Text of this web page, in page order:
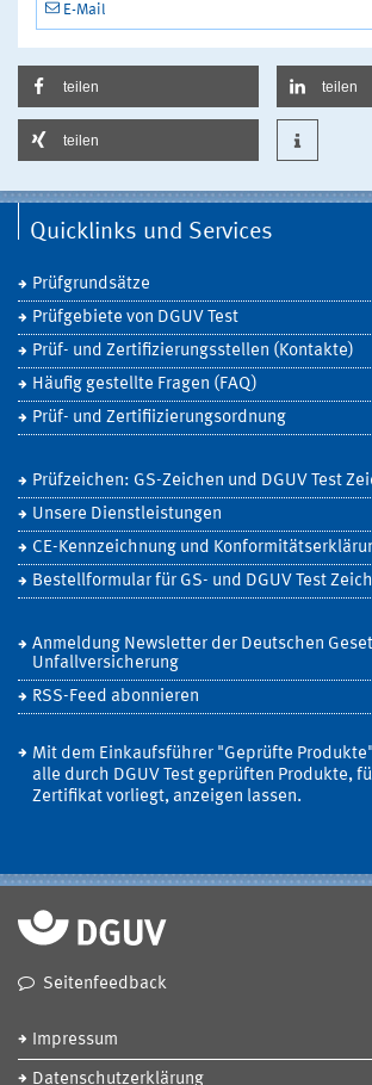
E-Mail
teilen teilen
teilen
Quicklinks und Services
Prüfgrundsätze
Prüfgebiete von DGUV Test
Prüf- und Zertifizierungsstellen (Kontakte)
Häufig gestellte Fragen (FAQ)
Prüf- und Zertifiizierungsordnung
Prüfzeichen: GS-Zeichen und DGUV Test
Unsere Dienstleistungen
CE-Kennzeichnung und
Bestellformular für GS- und DGUV Test
Anmeldung Newsletter der Deutschen
Unfallversicherung
RSS-Feed abonnieren
Mit dem Einkaufsführer "Geprüfte
alle durch DGUV Test geprüften Produkte,
Zertifikat vorliegt, anzeigen lassen.
Seitenfeedback
Impressum
Datenschutzerklärung